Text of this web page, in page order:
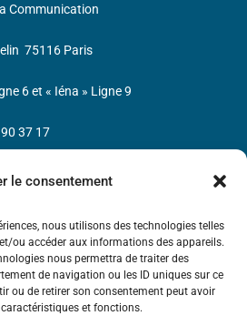
le consentement
nous utilisons des technologies telles
ou accéder aux informations des appareils.
nous permettra de traiter des
de navigation ou les ID uniques sur ce
ou de retirer son consentement peut avoir
et fonctions.
découvertes d’André-
Communication
75116 Paris
6 et « Iéna » Ligne 9
37 17
Code APE : 9412Z TVA intra-
393 232